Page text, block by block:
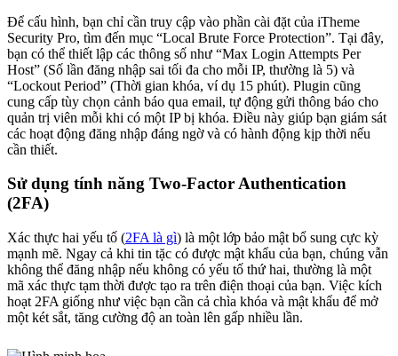
Để cấu hình, bạn chỉ cần truy cập vào phần cài đặt của iTheme
Security Pro, tìm đến mục “Local Brute Force Protection”. Tại đây,
bạn có thể thiết lập các thông số như “Max Login Attempts Per
Host” (Số lần đăng nhập sai tối đa cho mỗi IP, thường là 5) và
“Lockout Period” (Thời gian khóa, ví dụ 15 phút). Plugin cũng
cung cấp tùy chọn cảnh báo qua email, tự động gửi thông báo cho
quản trị viên mỗi khi có một IP bị khóa. Điều này giúp bạn giám sát
các hoạt động đăng nhập đáng ngờ và có hành động kịp thời nếu
cần thiết.
Sử dụng tính năng Two-Factor Authentication
(2FA)
Xác thực hai yếu tố (2FA là gì) là một lớp bảo mật bổ sung cực kỳ
mạnh mẽ. Ngay cả khi tin tặc có được mật khẩu của bạn, chúng vẫn
không thể đăng nhập nếu không có yếu tố thứ hai, thường là một
mã xác thực tạm thời được tạo ra trên điện thoại của bạn. Việc kích
hoạt 2FA giống như việc bạn cần cả chìa khóa và mật khẩu để mở
một két sắt, tăng cường độ an toàn lên gấp nhiều lần.